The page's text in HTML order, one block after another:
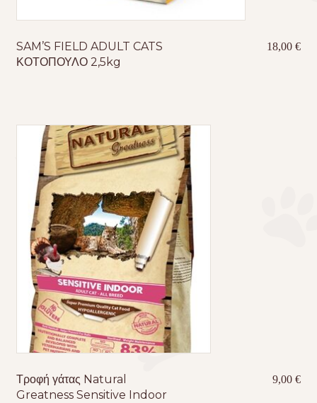
SAM’S FIELD ADULT CATS
ΚΟΤΟΠΟΥΛΟ 2,5kg
18,00€
Τροφή γάτας Natural
Greatness Sensitive Indoor
9,00€